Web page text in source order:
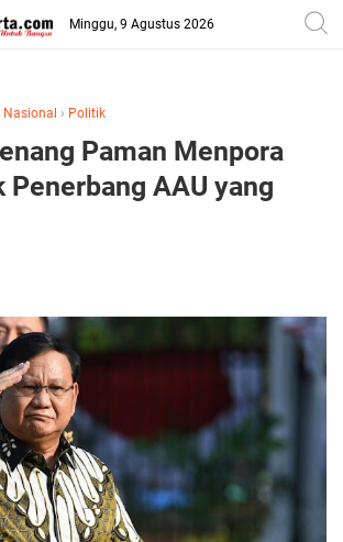
Minggu, 9 Agustus 2026
Nasional › Politik
Paman Menpora
Penerbang AAU yang